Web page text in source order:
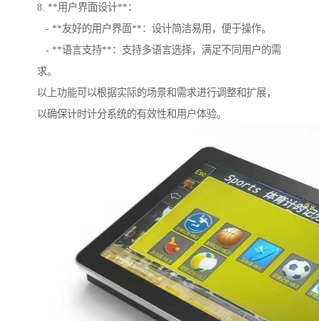
8. **用户界面设计**：
- **友好的用户界面**：设计简洁易用，便于操作。
- **语言支持**：支持多语言选择，满足不同用户的需
求。
以上功能可以根据实际的场景和需求进行调整和扩展，
以确保计时计分系统的有效性和用户体验。